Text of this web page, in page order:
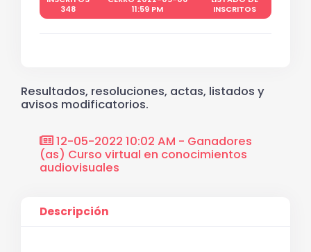
348
11:59 PM
INSCRITOS
Resultados, resoluciones, actas, listados y
avisos modificatorios.
12-05-2022 10:02 AM - Ganadores
(as) Curso virtual en conocimientos
audiovisuales
Descripción